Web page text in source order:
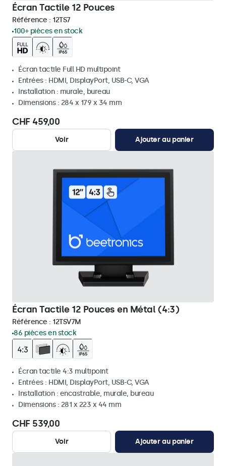
Écran Tactile 12 Pouces
Référence : 12TS7
100+ pièces en stock
Écran tactile Full HD multipoint
Entrées : HDMI, DisplayPort, USB-C, VGA
Installation : murale, bureau
Dimensions : 284 x 179 x 34 mm
CHF 459,00
Voir Ajouter au panier
Écran Tactile 12 Pouces en Métal (4:3)
Référence : 12TSV7M
86 pièces en stock
Écran tactile 4:3 multipoint
Entrées : HDMI, DisplayPort, USB-C, VGA
Installation : encastrable, murale, bureau
Dimensions : 281 x 223 x 44 mm
CHF 539,00
Voir Ajouter au panier